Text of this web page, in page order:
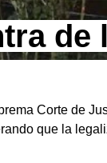
de
Corte de
que la